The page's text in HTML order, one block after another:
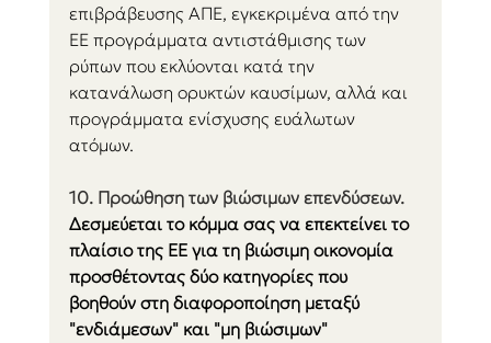
επιβράβευσης ΑΠΕ, εγκεκριμένα από την
ΕΕ προγράμματα αντιστάθμισης των
ρύπων που εκλύονται κατά την
κατανάλωση ορυκτών καυσίμων, αλλά και
προγράμματα ενίσχυσης ευάλωτων
ατόμων.
10. Προώθηση των βιώσιμων επενδύσεων.
Δεσμεύεται το κόμμα σας να επεκτείνει το
πλαίσιο της ΕΕ για τη βιώσιμη οικονομία
προσθέτοντας δύο κατηγορίες που
βοηθούν στη διαφοροποίηση μεταξύ
"ενδιάμεσων" και "μη βιώσιμων"